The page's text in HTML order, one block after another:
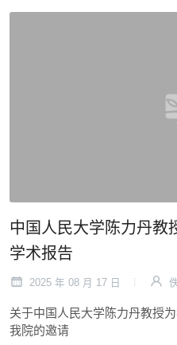
中国人民大学陈力丹教
学术报告
2025 年 08 月 17 日
关于中国人民大学陈力丹教授
我院的邀请